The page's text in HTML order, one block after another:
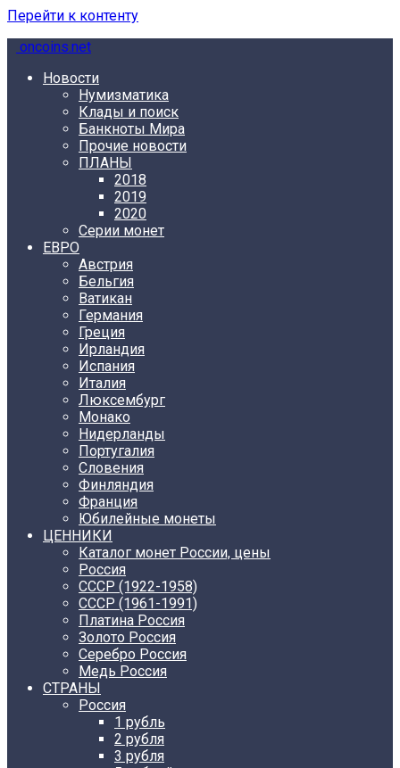
Перейти к контенту
oncoins.net
Новости
Нумизматика
Клады и поиск
Банкноты Мира
Прочие новости
ПЛАНЫ
2018
2019
2020
Серии монет
ЕВРО
Австрия
Бельгия
Ватикан
Германия
Греция
Ирландия
Испания
Италия
Люксембург
Монако
Нидерланды
Португалия
Словения
Финляндия
Франция
Юбилейные монеты
ЦЕННИКИ
Каталог монет России, цены
Россия
СССР (1922-1958)
CCCР (1961-1991)
Платина Россия
Золото Россия
Серебро Россия
Медь Россия
СТРАНЫ
Россия
1 рубль
2 рубля
3 рубля